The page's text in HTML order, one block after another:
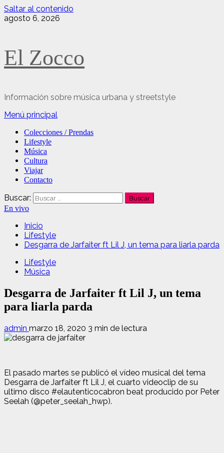
Saltar al contenido
agosto 6, 2026
El Zocco
Información sobre música urbana y streetstyle
Menú principal
Colecciones / Prendas
Lifestyle
Música
Cultura
Viajar
Contacto
Buscar:
En vivo
Inicio
Lifestyle
Desgarra de Jarfaiter ft Lil J, un tema para liarla parda
Lifestyle
Música
Desgarra de Jarfaiter ft Lil J, un tema
para liarla parda
admin marzo 18, 2020 3 min de lectura
El pasado martes se publicó el vídeo musical del tema
Desgarra de Jarfaiter ft Lil J, el cuarto videoclip de su
ultimo disco #elautenticocabron beat producido por Peter
Seelah (@peter_seelah_hwp).